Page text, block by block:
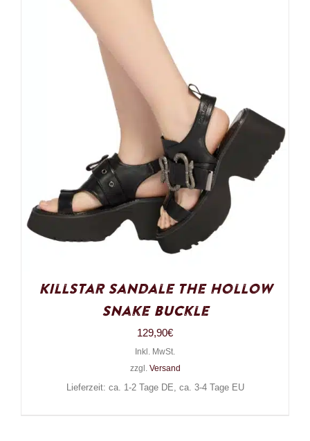
Killstar Sandale The Hollow
Snake Buckle
129,90€
Inkl. MwSt.
zzgl. Versand
Lieferzeit: ca. 1-2 Tage DE, ca. 3-4 Tage EU